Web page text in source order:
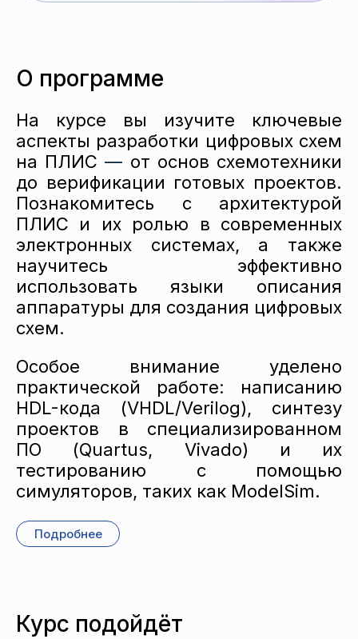
О программе
На курсе вы изучите ключевые
аспекты разработки цифровых схем
на ПЛИС— от основ схемотехники
до верификации готовых проектов.
Познакомитесь с архитектурой
ПЛИС и их ролью в современных
электронных системах, а также
научитесь эффективно
использовать языки описания
аппаратуры для создания цифровых
схем.
Особое внимание уделено
практической работе: написанию
HDL-кода (VHDL/Verilog), синтезу
проектов в специализированном
ПО (Quartus, Vivado) и их
тестированию с помощью
симуляторов, таких как ModelSim.
Подробнее
Курс подойдёт